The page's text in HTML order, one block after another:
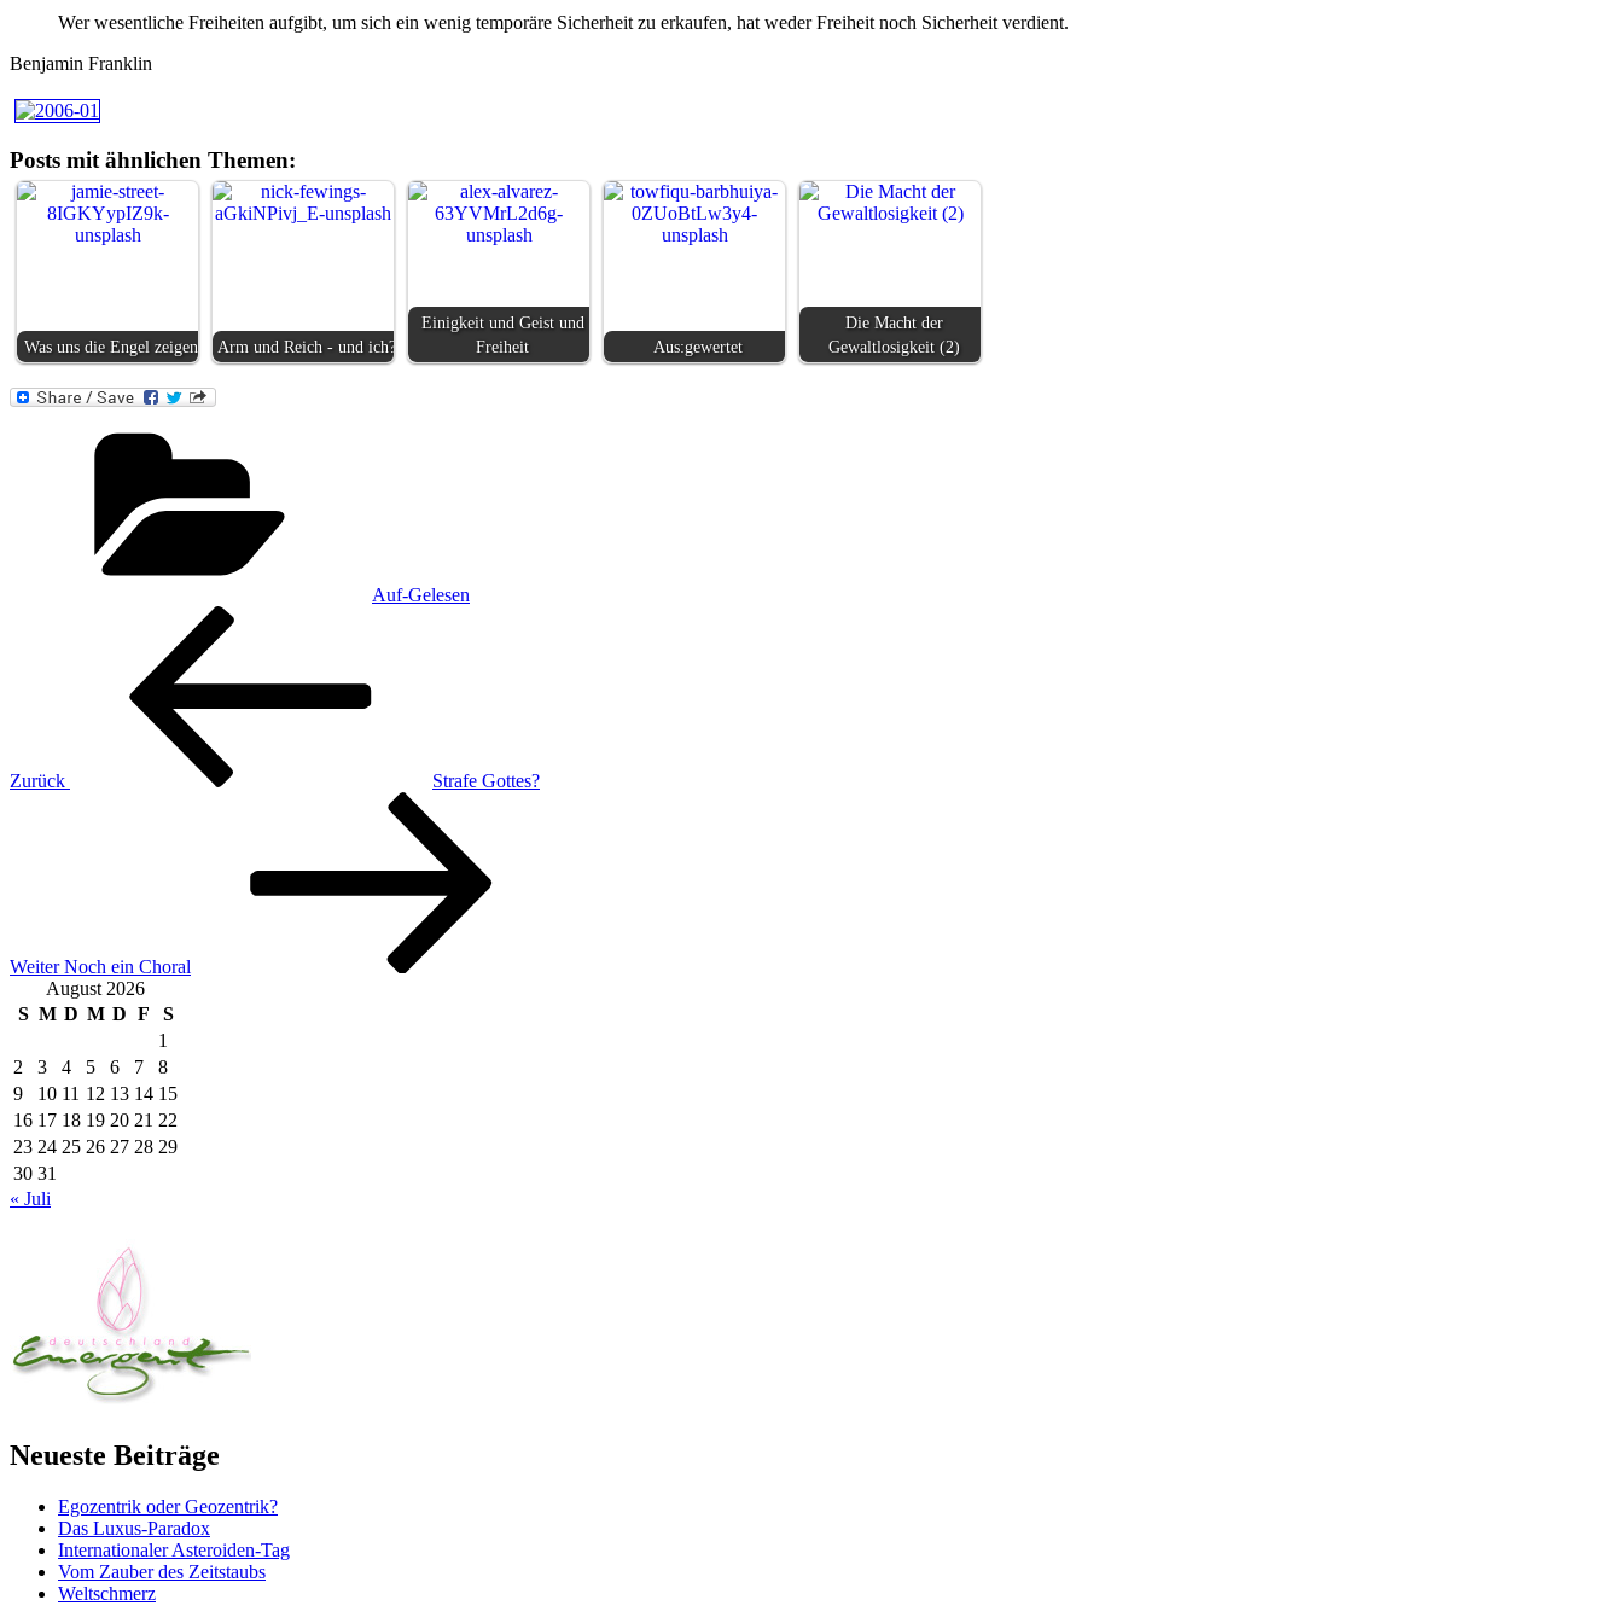
Wer wesentliche Freiheiten aufgibt, um sich ein wenig temporäre Sicherheit zu erkaufen, hat weder Freiheit noch Sicherheit verdient.
Benjamin Franklin
Posts mit ähnlichen Themen:
Was uns die Engel zeigen Arm und Reich - und ich?
Einigkeit und Geist und
Freiheit
Aus:gewertet
Die Macht der
Gewaltlosigkeit (2)
Auf-Gelesen
Beitragsnavigation
Zurück
Strafe Gottes?
Weiter Noch ein Choral
August 2026
S M D M D F
S
1
2
3 4 5 6 7
8
9
10 11 12 13 14 15
16 17 18 19 20 21 22
23 24 25 26 27 28 29
30 31
« Juli
Neueste Beiträge
Egozentrik oder Geozentrik?
Das Luxus-Paradox
Internationaler Asteroiden-Tag
Vom Zauber des Zeitstaubs
Weltschmerz